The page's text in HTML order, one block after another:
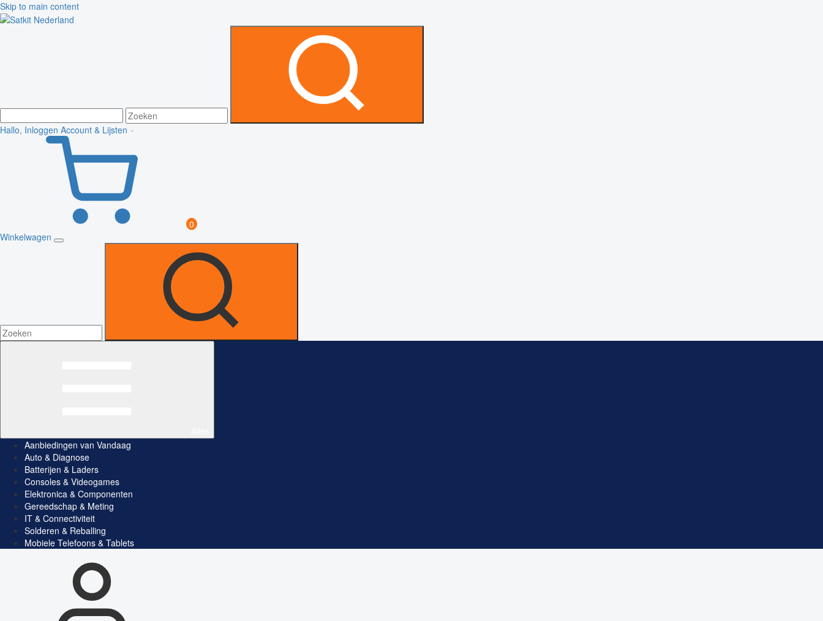
Skip to main content
Hallo, Inloggen Account & Lijsten
0
Winkelwagen
Aanbiedingen van Vandaag
Auto & Diagnose
Batterijen & Laders
Consoles & Videogames
Elektronica & Componenten
Gereedschap & Meting
IT & Connectiviteit
Solderen & Reballing
Mobiele Telefoons & Tablets